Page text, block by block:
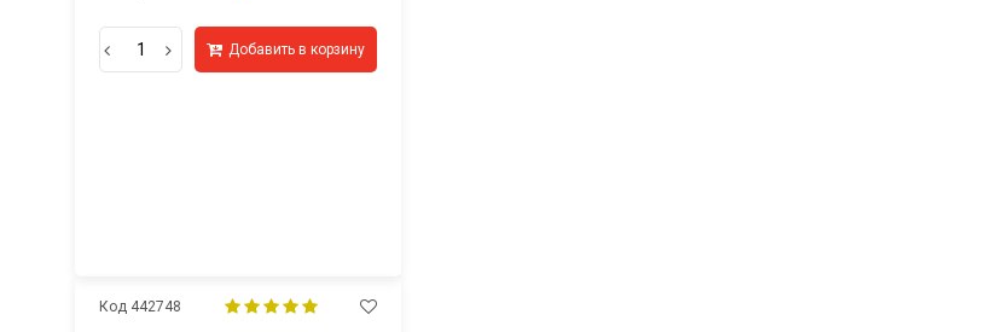
Добавить в корзину
Код 442748